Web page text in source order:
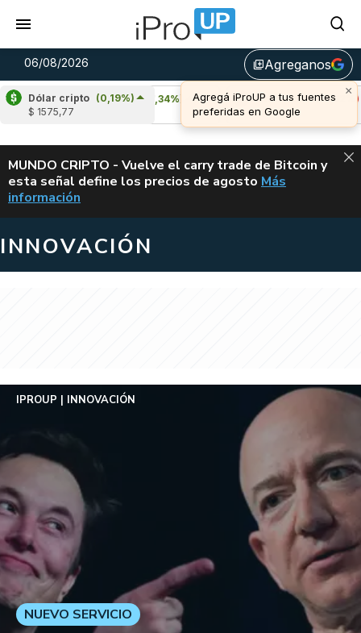
06/08/2026 library_addAgreganos
Dólar cripto (0,19%)
$ 1575,77
Cardano
(7,34%)
u$s 0,21
Avalanche (-3,52%)
u$s 6,45
ALERTA
MUNDO CRIPTO - Vuelve el carry trade de Bitcoin y
esta señal define los precios de agosto VUELVE EL
Más
información
INNOVACIÓN
IPROUP INNOVACIÓN
NUEVO SERVICIO